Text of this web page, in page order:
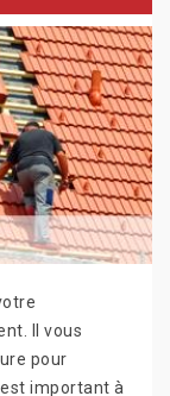
Il vous
pour
important à